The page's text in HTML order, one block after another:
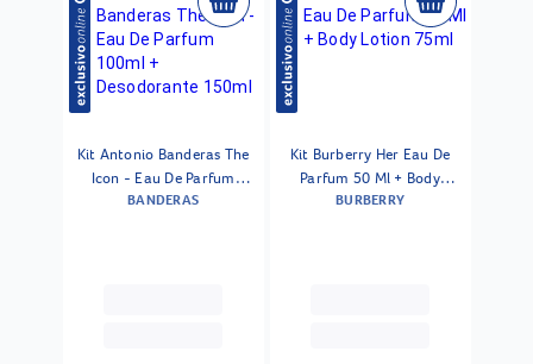
Kit Antonio Banderas The
Icon - Eau De Parfum
100ml + Desodorante
BANDERAS
Kit Burberry Her Eau De
Parfum 50 Ml + Body
Lotion 75ml
BURBERRY